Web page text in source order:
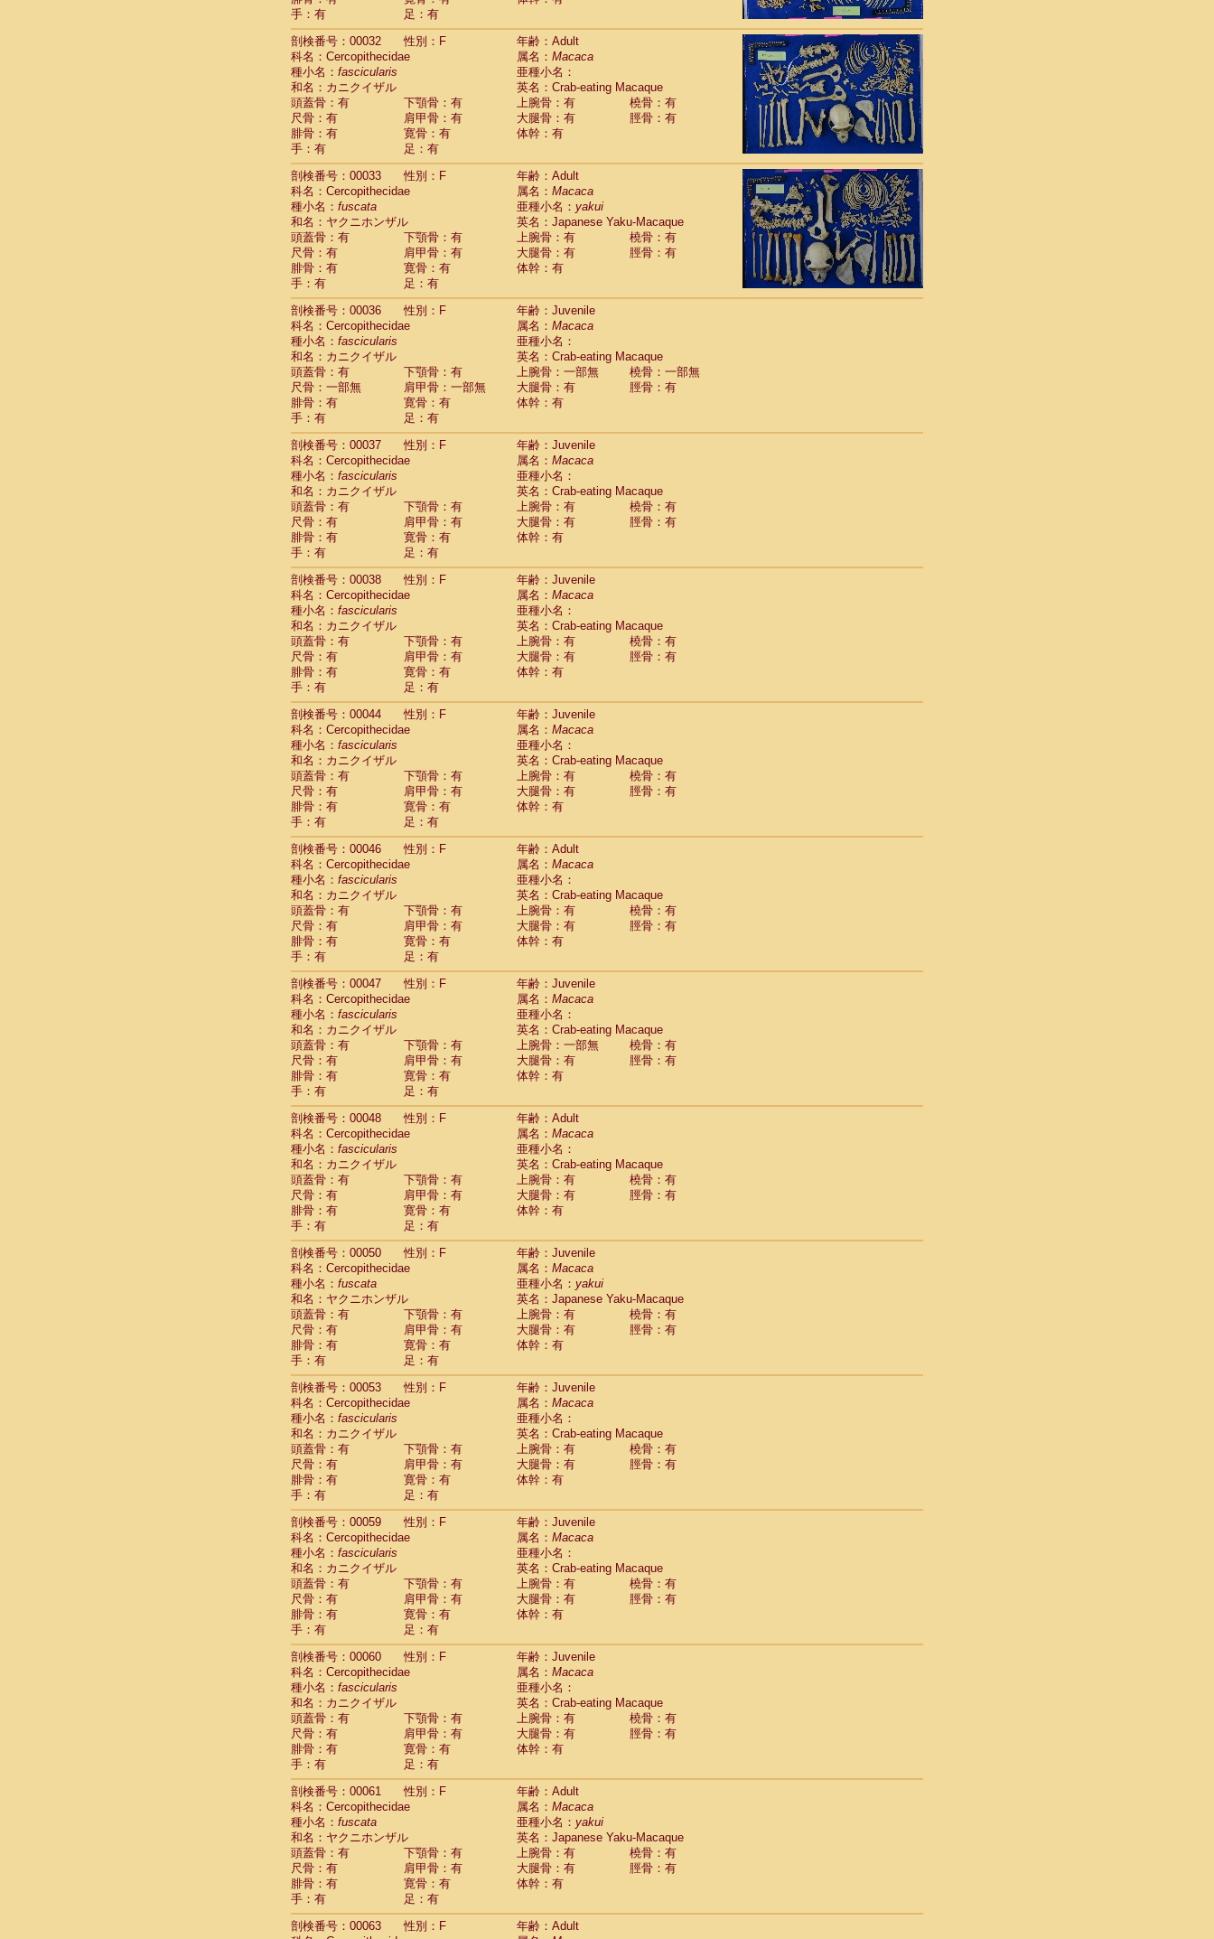
Pitheciidae Chiropotes satanas
Pitheciidae Pithecia monachus
Pitheciidae Pithecia pithecia (0)
Cercopithecidae Cercocebus agilis (0)
Cercopithecidae Cercocebus galeritus chrysogaster
Cercopithecidae Cercocebus torquatus atys(0)
CercopithecidaeCercocebus torquatus lunulatus(1)
CercopithecidaeCercocebus torquatus torquatus(0)
CercopithecidaeCercocebus hybrid(2)
CercopithecidaeCercocebus
CercopithecidaeLophocebus albigena(0)
Cercopithecidae (0)
Cercopithecidae Papio cynocephalus (7)
Cercopithecidae Papio hamadryas(1)
CercopithecidaePapio papio
CercopithecidaePapio
CercopithecidaeMandrillus leucophaeus
CercopithecidaeMandrillus sphinx
CercopithecidaeTheropithecus gelada(0)
CercopithecidaeMacaca arctoides(3)
Cercopithecidae Macaca assamensis
Cercopithecidae Macaca brunnescens(0)
CercopithecidaeMacaca cyclopis (17)
CercopithecidaeMacaca fascicularis (310)
CercopithecidaeMacaca fuscaca fuscata
CercopithecidaeMacaca fuscata yakui
CercopithecidaeMacaca fuscatahybrid(1)
CercopithecidaeMacaca maura(3)
Cercopithecidae Macaca mulatta(55)
Cercopithecidae Macaca nemestrina(3)
Cercopithecidae Macaca nigra(0)
CercopithecidaeMacaca radiata(27)
CercopithecidaeMacaca silenus(0)
CercopithecidaeMacaca sinica (1)
CercopithecidaeMacaca sylvanus
CercopithecidaeMacaca thibetana (0)
Cercopithecidae Macaca tonkeana (0)
Cercopithecidae hybrid(1)
Cercopithecidae (0)
CercopithecidaeAllenopithecus nigroviridis
CercopithecidaeCercopithecus ascanius
CercopithecidaeCercopithecus ascanius schmidti
CercopithecidaeCercopithecus cephus
CercopithecidaeCercopithecus diana
CercopithecidaeCercopithecus hamlyni
Cercopithecidae Cercopithecus lhoesti
Cercopithecidae Cercopithecus mitis(1)
CercopithecidaeCercopithecus mitis doggetti
CercopithecidaeCercopithecus mitis albogularis(0)
CercopithecidaeCercopithecus mona
CercopithecidaeCercopithecus neglectus
CercopithecidaeCercopithecus nigroviridis(0)
CercopithecidaeCercopithecus petaurista buettikoferi
Cercopithecidae Cercopithecusspp.(0)
Cercopithecidae Chlorocebus aethiops
CercopithecidaeChlorocebus pygerythrus cynosuros (0)
CercopithecidaeErythrocebus patas (30)
CercopithecidaeMiopithecus talapoin
CercopithecidaeCercopithecinae spp.
CercopithecidaeColobus angolensis
CercopithecidaeColobus guereza (0)
Cercopithecidae Colobus polykomos(0)
Cercopithecidae Piliocolobus badius(0)
Cercopithecidae Kasi senex vetulus(1)
CercopithecidaeKasi senex
CercopithecidaeNasalis larvatus(0)
CercopithecidaePresbytes melalophos
CercopithecidaePygathrix nemaeus
CercopithecidaeSemnopithecus entellus
Cercopithecidae Trachypithecus cristatus(0)
Cercopithecidae Trachypithecus francoisi
Cercopithecidae Trachypithecus obscurus(4)
CercopithecidaeTrachypithecus pileatus
CercopithecidaeColobinae spp.(0)
CercopithecidaePresbytesinaespp.(0)
CercopithecidaeCercopithecidae
HylobatidaeHoolock hoolock(1)
HylobatidaeHylobates agilis
HylobatidaeHylobates klossii (0)
Hylobatidae
HylobatidaeHylobates moloch(2)
Hylobatidae Hylobates muelleri(0)
HylobatidaeHylobates pileatus(3)
Hylobatidae Hylobates
HylobatidaeHylobateshybrid(0)
HylobatidaeNomascus concolor(0)
HylobatidaeSymphalangus syndactylus(1)
Hominidae (0)
Hominidae
Hominidae Gorilla gorilla beringei(0)
Hominidae Gorilla gorilla gorilla(0)
Primates misc.(0)
Scandentia Dendrogale melanura
Scandentia Ptilocercus lowii
ScandentiaTupaia glis
Scandentia
Scandentia
手：有
足：有
剖検番号：00032
性別：F
年齢：Adult
科名：Cercopithecidae
属名： Macaca
種小名： fascicularis
亜種小名：
和名：カニクイザル
英名：Crab-eating Macaque
頭蓋骨：有
下顎骨：有 上腕骨：有
橈骨：有
尺骨：有
肩甲骨：有 大腿骨：有
脛骨：有
腓骨：有
寛骨：有
体幹：有
手：有
足：有
剖検番号：00033
性別：F
年齢：Adult
科名：Cercopithecidae
属名： Macaca
種小名： fuscata 亜種小名： yakui
和名：ヤクニホンザル
英名：Japanese Yaku-Macaque
頭蓋骨：有
下顎骨：有 上腕骨：有
橈骨：有
尺骨：有
肩甲骨：有 大腿骨：有
脛骨：有
腓骨：有
寛骨：有
体幹：有
手：有
足：有
剖検番号：00036
性別：F
年齢：Juvenile
科名：Cercopithecidae
属名： Macaca
種小名： fascicularis
亜種小名：
和名：カニクイザル
英名：Crab-eating Macaque
頭蓋骨：有
下顎骨：有 上腕骨：一部無
橈骨：一部無
尺骨：一部無
肩甲骨：一部無 大腿骨：有
脛骨：有
腓骨：有
寛骨：有
体幹：有
手：有
足：有
剖検番号：00037
性別：F
年齢：Juvenile
科名：Cercopithecidae
属名： Macaca
種小名： fascicularis
亜種小名：
和名：カニクイザル
英名：Crab-eating Macaque
頭蓋骨：有
下顎骨：有 上腕骨：有
橈骨：有
尺骨：有
肩甲骨：有 大腿骨：有
脛骨：有
腓骨：有
寛骨：有
体幹：有
手：有
足：有
剖検番号：00038
性別：F
年齢：Juvenile
科名：Cercopithecidae
属名： Macaca
種小名： fascicularis
亜種小名：
和名：カニクイザル
英名：Crab-eating Macaque
頭蓋骨：有
下顎骨：有 上腕骨：有
橈骨：有
尺骨：有
肩甲骨：有 大腿骨：有
脛骨：有
腓骨：有
寛骨：有
体幹：有
手：有
足：有
剖検番号：00044
性別：F
年齢：Juvenile
科名：Cercopithecidae
属名： Macaca
種小名： fascicularis
亜種小名：
和名：カニクイザル
英名：Crab-eating Macaque
頭蓋骨：有
下顎骨：有 上腕骨：有
橈骨：有
尺骨：有
肩甲骨：有 大腿骨：有
脛骨：有
腓骨：有
寛骨：有
体幹：有
手：有
足：有
剖検番号：00046
性別：F
年齢：Adult
科名：Cercopithecidae
属名： Macaca
種小名： fascicularis
亜種小名：
和名：カニクイザル
英名：Crab-eating Macaque
頭蓋骨：有
下顎骨：有 上腕骨：有
橈骨：有
尺骨：有
肩甲骨：有 大腿骨：有
脛骨：有
腓骨：有
寛骨：有
体幹：有
手：有
足：有
剖検番号：00047
性別：F
年齢：Juvenile
科名：Cercopithecidae
属名： Macaca
種小名： fascicularis
亜種小名：
和名：カニクイザル
英名：Crab-eating Macaque
頭蓋骨：有
下顎骨：有 上腕骨：一部無
橈骨：有
尺骨：有
肩甲骨：有 大腿骨：有
脛骨：有
腓骨：有
寛骨：有
体幹：有
手：有
足：有
剖検番号：00048
性別：F
年齢：Adult
科名：Cercopithecidae
属名： Macaca
種小名： fascicularis
亜種小名：
和名：カニクイザル
英名：Crab-eating Macaque
頭蓋骨：有
下顎骨：有 上腕骨：有
橈骨：有
尺骨：有
肩甲骨：有 大腿骨：有
脛骨：有
腓骨：有
寛骨：有
体幹：有
手：有
足：有
剖検番号：00050
性別：F
年齢：Juvenile
科名：Cercopithecidae
属名： Macaca
種小名： fuscata 亜種小名： yakui
和名：ヤクニホンザル
英名：Japanese Yaku-Macaque
頭蓋骨：有
下顎骨：有 上腕骨：有
橈骨：有
尺骨：有
肩甲骨：有 大腿骨：有
脛骨：有
腓骨：有
寛骨：有
体幹：有
手：有
足：有
剖検番号：00053
性別：F
年齢：Juvenile
科名：Cercopithecidae
属名： Macaca
種小名： fascicularis
亜種小名：
和名：カニクイザル
英名：Crab-eating Macaque
頭蓋骨：有
下顎骨：有 上腕骨：有
橈骨：有
尺骨：有
肩甲骨：有 大腿骨：有
脛骨：有
腓骨：有
寛骨：有
体幹：有
手：有
足：有
剖検番号：00059
性別：F
年齢：Juvenile
科名：Cercopithecidae
属名： Macaca
種小名： fascicularis
亜種小名：
和名：カニクイザル
英名：Crab-eating Macaque
頭蓋骨：有
下顎骨：有 上腕骨：有
橈骨：有
尺骨：有
肩甲骨：有 大腿骨：有
脛骨：有
腓骨：有
寛骨：有
体幹：有
手：有
足：有
剖検番号：00060
性別：F
年齢：Juvenile
科名：Cercopithecidae
属名： Macaca
種小名： fascicularis
亜種小名：
和名：カニクイザル
英名：Crab-eating Macaque
頭蓋骨：有
下顎骨：有 上腕骨：有
橈骨：有
尺骨：有
肩甲骨：有 大腿骨：有
脛骨：有
腓骨：有
寛骨：有
体幹：有
手：有
足：有
剖検番号：00061
性別：F
年齢：Adult
科名：Cercopithecidae
属名： Macaca
種小名： fuscata 亜種小名： yakui
和名：ヤクニホンザル
英名：Japanese Yaku-Macaque
頭蓋骨：有
下顎骨：有 上腕骨：有
橈骨：有
尺骨：有
肩甲骨：有 大腿骨：有
脛骨：有
腓骨：有
寛骨：有
体幹：有
手：有
足：有
剖検番号：00063
性別：F
年齢：Adult